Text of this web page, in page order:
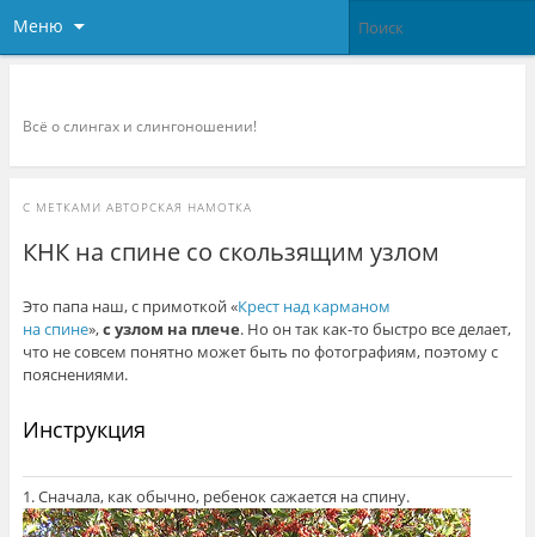
Меню
Всё о слингах и слингоношении!
С МЕТКАМИ АВТОРСКАЯ НАМОТКА
КНК на спине со скользящим узлом
Это папа наш, с примоткой «Крест над карманом
на спине»,с узлом на плече. Но он так как-то быстро все делает,
что не совсем понятно может быть по фотографиям, поэтому с
пояснениями.
Инструкция
1. Сначала, как обычно, ребенок сажается на спину.